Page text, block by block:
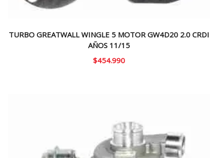
TURBO GREATWALL WINGLE 5 MOTOR GW4D20 2.0 CRDI
AÑOS 11/15
$454.990